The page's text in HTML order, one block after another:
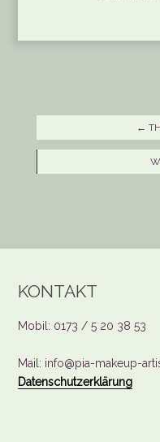
←
KONTAKT
Mobil: 0173 / 5 20 38 53
Mail: info@pia-makeup-
Datenschutzerklärung